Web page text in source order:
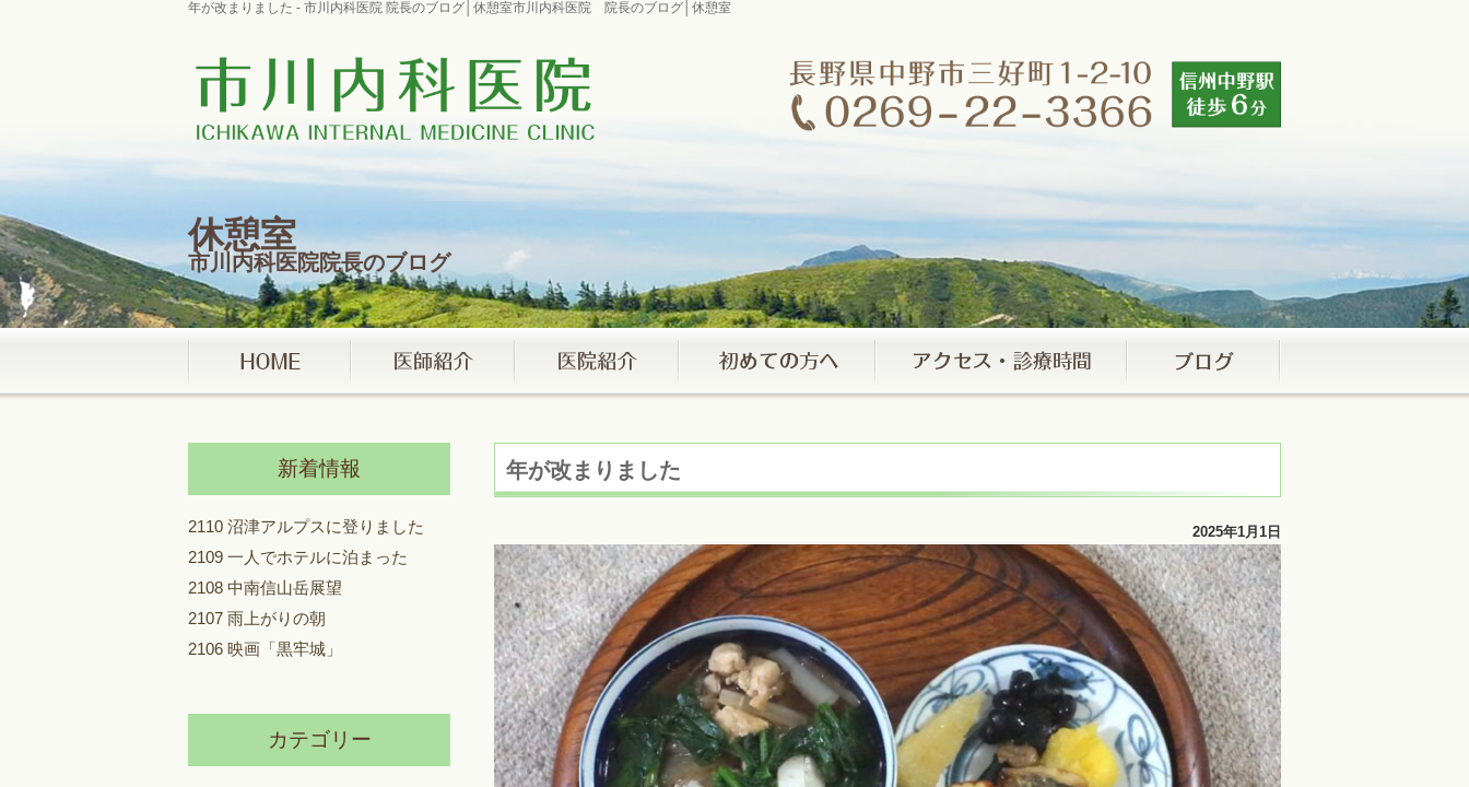
年が改まりました - 市川内科医院 院長のブログ│休憩室市川内科医院 院長のブログ│休憩室
休憩室
市川内科医院院長のブログ
年が改まりました
2025年1月1日
新着情報
2110 沼津アルプスに登りました
2109 一人でホテルに泊まった
2108 中南信山岳展望
2107 雨上がりの朝
2106 映画「黒牢城」
カテゴリー